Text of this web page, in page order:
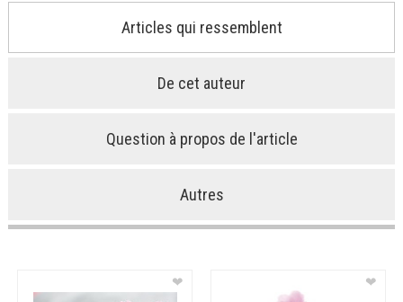
Articles qui ressemblent
De cet auteur
Question à propos de l'article
Autres
❤ ❤